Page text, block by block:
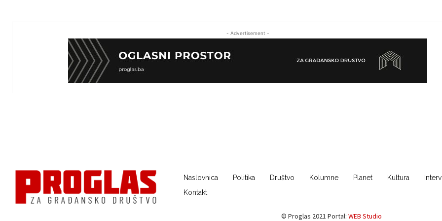
- Advertisement -
Naslovnica Politika Društvo Kolumne Planet Kultura
Kontakt
© Proglas 2021 Portal: WEB Studio